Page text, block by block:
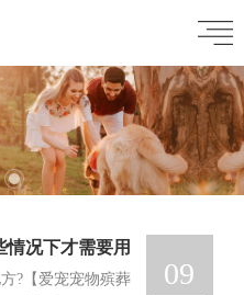
况下才需要用
?【爱宠宠物殡葬
09